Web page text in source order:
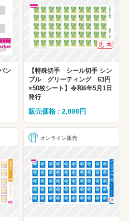
ン
【特殊切手 シール切手 シン
プル グリーティング 63円
×50枚シート】令和6年5月1日
発行
販売価格 : 2,898円
オンライン販売